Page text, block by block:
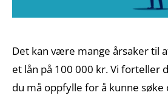
Det kan være mange årsaker til
et lån på 100 000 kr. Vi forteller
du må oppfylle for å kunne søke